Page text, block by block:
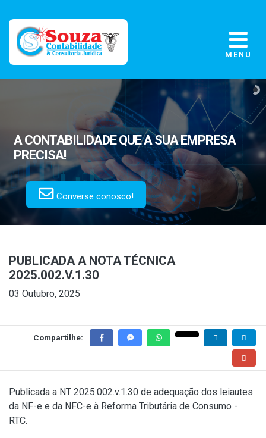
MENU
A CONTABILIDADEQUE A SUA EMPRESA
PRECISA!
Converse conosco!
PUBLICADA A NOTA TÉCNICA
2025.002.V.1.30
03 Outubro, 2025
Compartilhe:
Publicada a NT 2025.002.v.1.30 de adequação dos leiautes
da NF-e e da NFC-e à Reforma Tributária de Consumo -
RTC.